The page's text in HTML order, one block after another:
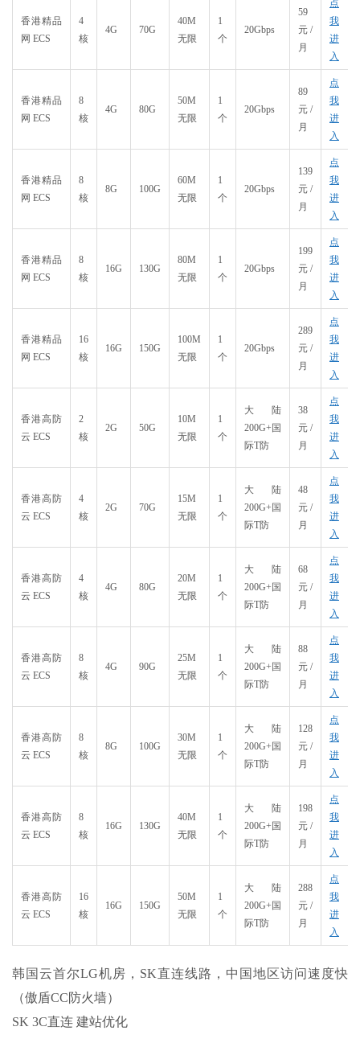
香港精品
网 ECS
4
核
4G 70G
40M
无限
1
个
20Gbps
59
元/
月
点
我
进
入
香港精品
网 ECS
8
核
4G 80G
50M
无限
1
个
20Gbps
89
元/
月
点
我
进
入
香港精品
网 ECS
8
核
8G 100G
60M
无限
1
个
20Gbps
139
元/
月
点
我
进
入
香港精品
网 ECS
8
核
16G 130G
80M
无限
1
个
20Gbps
199
元/
月
点
我
进
入
香港精品
网 ECS
16
核
16G 150G
100M
无限
1
个
20Gbps
289
元/
月
点
我
进
入
香港高防
云 ECS
2
核
2G 50G
10M
无限
1
个
大陆
200G+国
际T防
38
元/
月
点
我
进
入
香港高防
云 ECS
4
核
2G 70G
15M
无限
1
个
大陆
200G+国
际T防
48
元/
月
点
我
进
入
香港高防
云 ECS
4
核
4G 80G
20M
无限
1
个
大陆
200G+国
际T防
68
元/
月
点
我
进
入
香港高防
云 ECS
8
核
4G 90G
25M
无限
1
个
大陆
200G+国
际T防
88
元/
月
点
我
进
入
香港高防
云 ECS
8
核
8G 100G
30M
无限
1
个
大陆
200G+国
际T防
128
元/
月
点
我
进
入
香港高防
云 ECS
8
核
16G 130G
40M
无限
1
个
大陆
200G+国
际T防
198
元/
月
点
我
进
入
香港高防
云 ECS
16
核
16G 150G
50M
无限
1
个
大陆
200G+国
际T防
288
元/
月
点
我
进
入
韩国云首尔LG机房，SK直连线路，中国地区访问速度快
（傲盾CC防火墙）
SK 3C直连 建站优化